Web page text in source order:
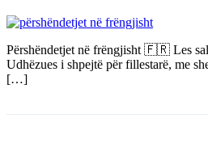
Përshëndetjet në frëngjisht 🇫🇷 Les
Udhëzues i shpejtë për fillestarë, me
[…]